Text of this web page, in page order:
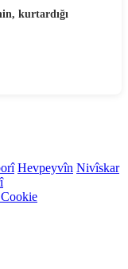
kurtardığı
Hevpeyvîn Nivîskar
Cookie